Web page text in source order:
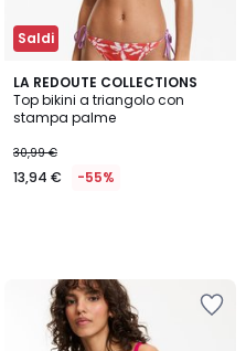
Saldi
LA REDOUTE COLLECTIONS
Top bikini a triangolo con
stampa palme
30,99 €
13,94 € -55%